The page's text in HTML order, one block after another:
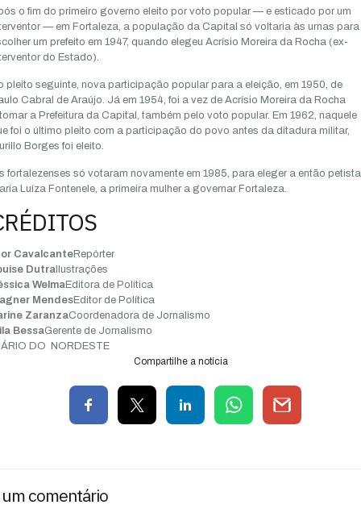
o fim do primeiro governo eleito por voto popular — e esticado por um
— em Fortaleza, a população da Capital só voltaria às urnas para
um prefeito em 1947, quando elegeu Acrísio Moreira da Rocha (ex-
do Estado).
pleito seguinte, nova participação popular para a eleição, em 1950, de
Cabral de Araújo. Já em 1954, foi a vez de Acrísio Moreira da Rocha
a Prefeitura da Capital, também pelo voto popular. Em 1962, naquele
foi o último pleito com a participação do povo antes da ditadura militar,
Borges foi eleito.
fortalezenses só votaram novamente em 1985, para eleger a então petista
Luíza Fontenele, a primeira mulher a governar Fortaleza.
CavalcanteRepórter
DutraIlustrações
WelmaEditora de Política
MendesEditor de Política
ZaranzaCoordenadora de Jornalismo
BessaGerente de Jornalismo
DO NORDESTE
Compartilhe a notícia
comentário